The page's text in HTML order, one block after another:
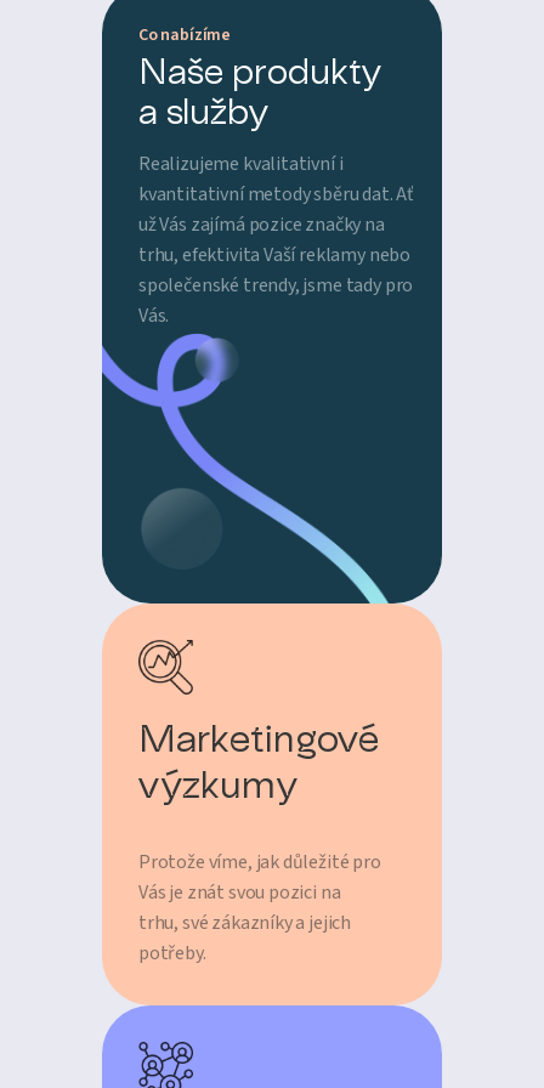
Co nabízíme
Naše produkty
a služby
Realizujeme kvalitativní i
kvantitativní metody sběru dat. Ať
už Vás zajímá pozice značky na
trhu, efektivita Vaší reklamy nebo
společenské trendy, jsme tady pro
Vás.
Marketingové
výzkumy
Protože víme, jak důležité pro
Vás je znát svou pozici na
trhu, své zákazníky a jejich
potřeby.